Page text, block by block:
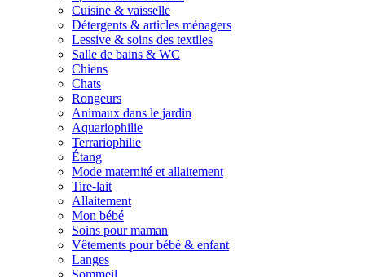
Cuisine & vaisselle
Détergents & articles ménagers
Lessive & soins des textiles
Salle de bains & WC
Chiens
Chats
Rongeurs
Animaux dans le jardin
Aquariophilie
Terrariophilie
Étang
Mode maternité et allaitement
Tire-lait
Allaitement
Mon bébé
Soins pour maman
Vêtements pour bébé & enfant
Langes
Sommeil